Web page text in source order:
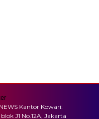
Kantor Kowari:
J1 No.12A, Jakarta